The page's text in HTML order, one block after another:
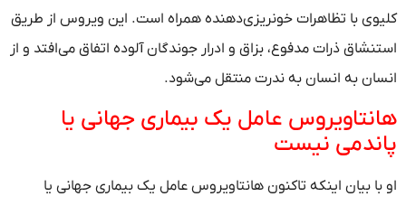
کلیوی با تظاهرات خونریزی‌دهنده همراه است. این ویروس از طریق
استنشاق ذرات مدفوع، بزاق و ادرار جوندگان آلوده اتفاق می‌افتد و از
انسان به انسان به ندرت منتقل می‌شود.
هانتاویروس عامل یک بیماری جهانی یا
پاندمی نیست
او با بیان اینکه تاکنون هانتاویروس عامل یک بیماری جهانی یا